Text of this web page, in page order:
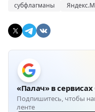
субфлагманы
«Палач» в сервисах
Подпишитесь, чтобы
ленте